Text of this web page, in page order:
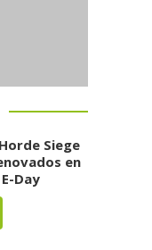
Siege
en
Day